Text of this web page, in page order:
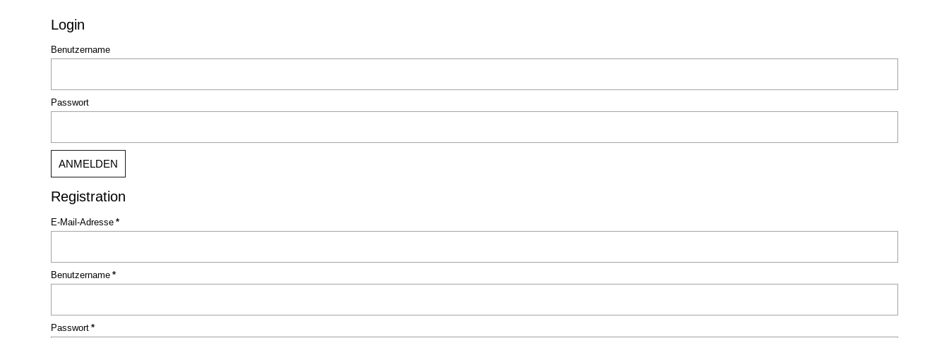
Login
Benutzername
Passwort
ANMELDEN
Registration
Pflichtfeld
E-Mail-Adresse *
Pflichtfeld
Benutzername *
Pflichtfeld
Passwort *